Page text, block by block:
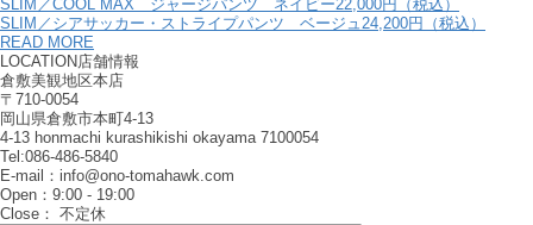
SLIM／COOL MAX ジャージパンツ ネイビー22,000円（税込）
SLIM／シアサッカー・ストライプパンツ ベージュ24,200円（税込）
READ MORE
LOCATION店舗情報
倉敷美観地区本店
〒710-0054
岡山県倉敷市本町4-13
4-13 honmachi kurashikishi okayama 7100054
Tel:086-486-5840
E-mail：info@ono-tomahawk.com
Open：9:00 - 19:00
Close： 不定休